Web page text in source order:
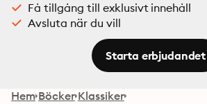
Få tillgång till exklusivt innehåll
Avsluta när du vill
Starta erbjudandet
Hem Böcker Klassiker